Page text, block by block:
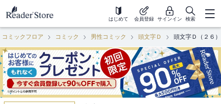
はじめて 会員登録 サインイン 検索
コミックフロア コミック 男性コミック 頭文字Ｄ 頭文字Ｄ（２６）